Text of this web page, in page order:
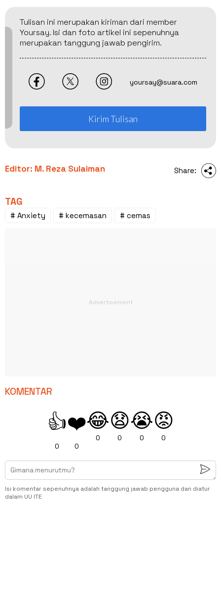
Tulisan ini merupakan kiriman dari member
Yoursay. Isi dan foto artikel ini sepenuhnya
merupakan tanggung jawab pengirim.
yoursay@suara.com
Kirim Tulisan
Editor: M. Reza Sulaiman Share:
TAG
# Anxiety # kecemasan # cemas
KOMENTAR
👍
0
❤️
0
😂
0
😧
0
😭
0
😡
0
Isi komentar sepenuhnya adalah tanggung jawab pengguna dan diatur
dalam UU ITE